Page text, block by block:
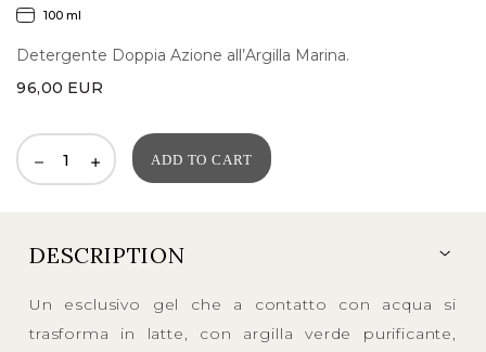
100 ml
Detergente Doppia Azione all’Argilla Marina.
96,00 EUR
ADD TO CART
DESCRIPTION
Un esclusivo gel che a contatto con acqua si
trasforma in latte, con argilla verde purificante,